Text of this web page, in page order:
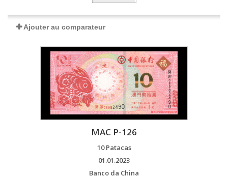
Ajouter au comparateur
MAC P-126
10 Patacas
01.01.2023
Banco da China